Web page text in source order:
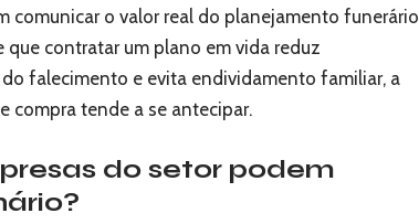
comunicar o valor real do planejamento funerário
contratar um plano em vida reduz
falecimento e evita endividamento familiar, a
compra tende a se antecipar.
do setor podem